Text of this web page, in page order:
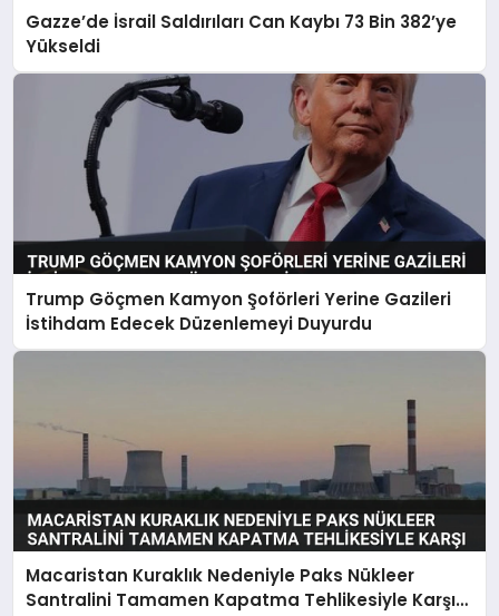
Gazze’de İsrail Saldırıları Can Kaybı 73 Bin 382’ye
Yükseldi
Trump Göçmen Kamyon Şoförleri Yerine Gazileri
İstihdam Edecek Düzenlemeyi Duyurdu
Macaristan Kuraklık Nedeniyle Paks Nükleer
Santralini Tamamen Kapatma Tehlikesiyle Karşı